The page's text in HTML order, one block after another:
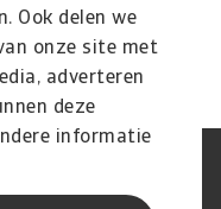
Ook delen we
onze site met
adverteren
deze
informatie
van hun